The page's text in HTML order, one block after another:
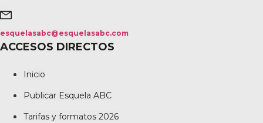
esquelasabc@esquelasabc.com
ACCESOS DIRECTOS
Inicio
Publicar Esquela ABC
Tarifas y formatos 2026